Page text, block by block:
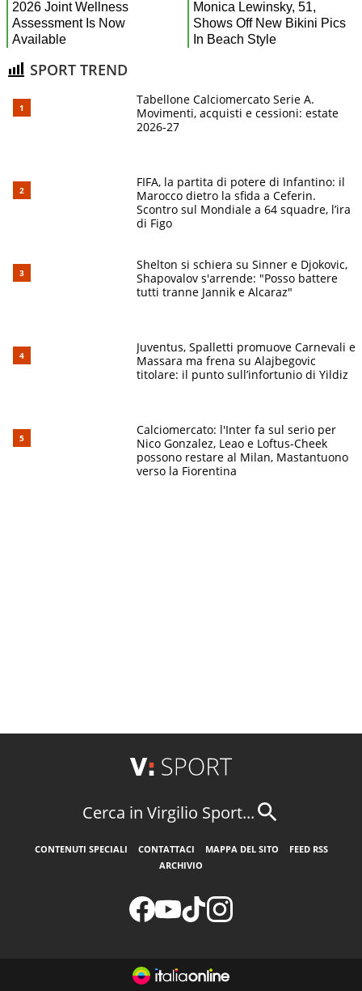
SPORT TREND
Tabellone Calciomercato Serie A.
Movimenti, acquisti e cessioni: estate
2026-27
FIFA, la partita di potere di Infantino: il
Marocco dietro la sfida a Ceferin.
Scontro sul Mondiale a 64 squadre, l’ira
di Figo
Shelton si schiera su Sinner e Djokovic,
Shapovalov s'arrende: "Posso battere
tutti tranne Jannik e Alcaraz"
Juventus, Spalletti promuove Carnevali e
Massara ma frena su Alajbegovic
titolare: il punto sull’infortunio di Yildiz
Calciomercato: l'Inter fa sul serio per
Nico Gonzalez, Leao e Loftus-Cheek
possono restare al Milan, Mastantuono
verso la Fiorentina
Cerca in Virgilio Sport...
CONTENUTI SPECIALI CONTATTACI MAPPA DEL SITO
FEED RSS
ARCHIVIO